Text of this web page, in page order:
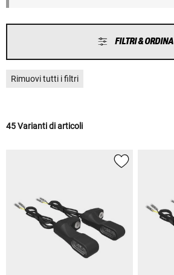
FILTRI & ORDINA
Rimuovi tutti i filtri
45 Varianti di articoli